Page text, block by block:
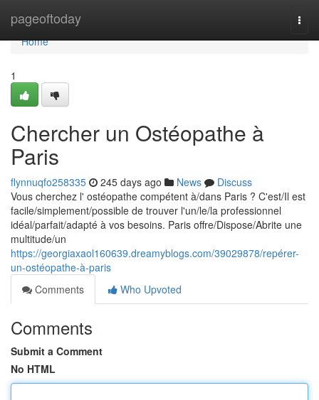
pageoftoday
Home
Home
1
Chercher un Ostéopathe à
Paris
flynnuqfo258335 245 days ago News
Discuss
Vous cherchez l' ostéopathe compétent à/dans Paris ? C'est/Il est
facile/simplement/possible de trouver l'un/le/la professionnel
idéal/parfait/adapté à vos besoins. Paris offre/Dispose/Abrite une
multitude/un
https://georgiaxaol160639.dreamyblogs.com/39029878/repérer-
un-ostéopathe-à-paris
Comments
Who Upvoted
Comments
Submit a Comment
No HTML